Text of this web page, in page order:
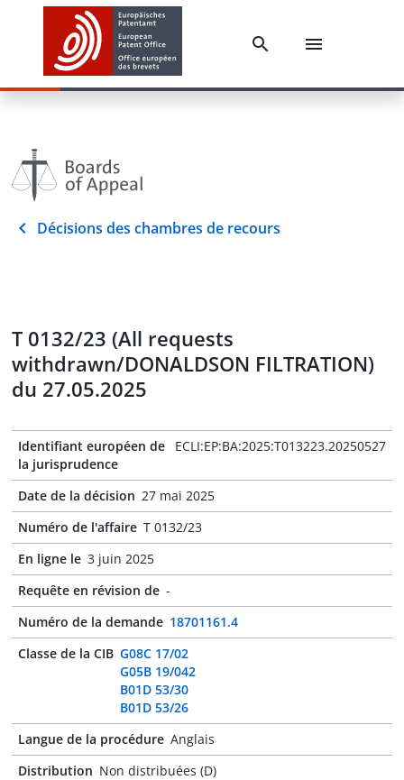
Décisions des chambres de recours
T 0132/23 (All requests
withdrawn/DONALDSON FILTRATION)
du 27.05.2025
Identifiant européen de
la jurisprudence
ECLI:EP:BA:2025:T013223.20250527
Date de la décision 27 mai 2025
Numéro de l'affaire T 0132/23
En ligne le 3 juin 2025
Requête en révision de -
Numéro de la demande 18701161.4
Classe de la CIB G08C 17/02
G05B 19/042
B01D 53/30
B01D 53/26
Langue de la procédure Anglais
Distribution Non distribuées (D)